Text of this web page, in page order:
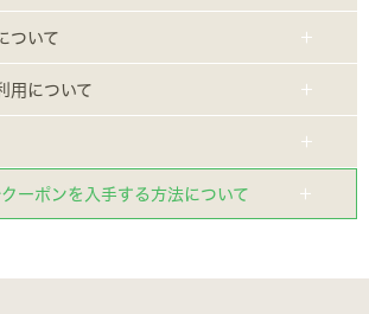
ついて
用について
ーポンを入手する方法について